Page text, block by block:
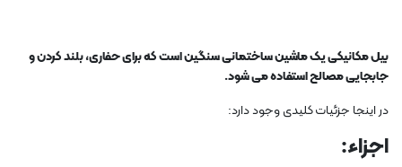
بیل مکانیکی یک ماشین ساختمانی سنگین است که برای حفاری، بلند کردن و
جابجایی مصالح استفاده می شود.
در اینجا جزئیات کلیدی وجود دارد:
اجزاء: